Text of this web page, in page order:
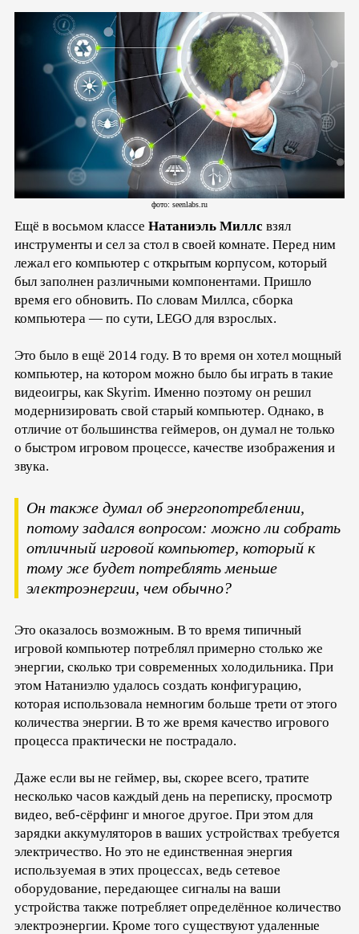
фото: seenlabs.ru
Ещё в восьмом классе Натаниэль Миллс взял
инструменты и сел за стол в своей комнате. Перед ним
лежал его компьютер с открытым корпусом, который
был заполнен различными компонентами. Пришло
время его обновить. По словам Миллса, сборка
компьютера — по сути, LEGO для взрослых.
Это было в ещё 2014 году. В то время он хотел мощный
компьютер, на котором можно было бы играть в такие
видеоигры, как Skyrim. Именно поэтому он решил
модернизировать свой старый компьютер. Однако, в
отличие от большинства геймеров, он думал не только
о быстром игровом процессе, качестве изображения и
звука.
Он также думал об энергопотреблении,
потому задался вопросом: можно ли собрать
отличный игровой компьютер, который к
тому же будет потреблять меньше
электроэнергии, чем обычно?
Это оказалось возможным. В то время типичный
игровой компьютер потреблял примерно столько же
энергии, сколько три современных холодильника. При
этом Натаниэлю удалось создать конфигурацию,
которая использовала немногим больше трети от этого
количества энергии. В то же время качество игрового
процесса практически не пострадало.
Даже если вы не геймер, вы, скорее всего, тратите
несколько часов каждый день на переписку, просмотр
видео, веб-сёрфинг и многое другое. При этом для
зарядки аккумуляторов в ваших устройствах требуется
электричество. Но это не единственная энергия
используемая в этих процессах, ведь сетевое
оборудование, передающее сигналы на ваши
устройства также потребляет определённое количество
электроэнергии. Кроме того существуют удаленные